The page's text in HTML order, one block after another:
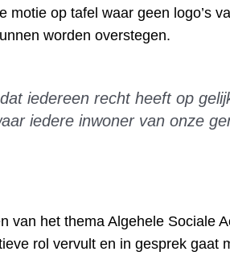
op tafel waar geen logo’s
worden overstegen.
iedereen recht heeft op
iedere inwoner van onze
het thema Algehele Sociale
rol vervult en in gesprek gaat